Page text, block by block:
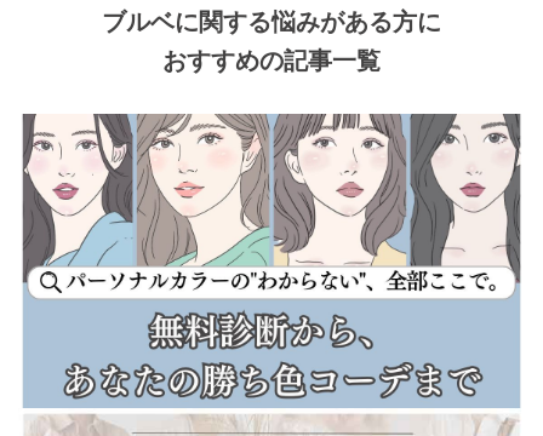
ブルベに関する悩みがある方に
おすすめの記事一覧